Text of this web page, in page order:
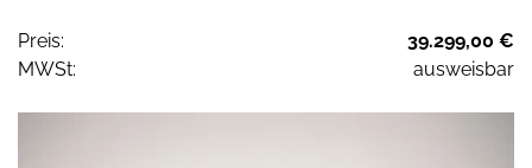
Preis:
39.299,00 €
MWSt:
ausweisbar